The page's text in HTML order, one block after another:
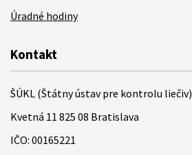
Úradné hodiny
Kontakt
ŠÚKL (Štátny ústav pre kontrolu liečiv)
Kvetná 11 825 08 Bratislava
IČO: 00165221